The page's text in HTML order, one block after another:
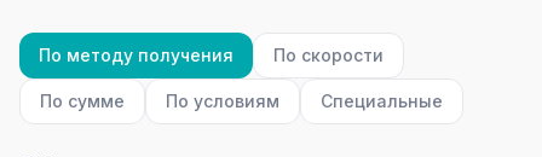
По методу получения По скорости
По сумме По условиям Специальные